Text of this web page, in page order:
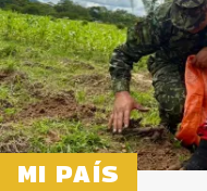
MI PAÍS